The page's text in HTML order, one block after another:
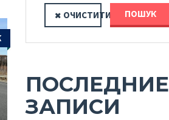
ОЧИСТИТИ ПОШУК
ПОСЛЕДНИЕ
ЗАПИСИ